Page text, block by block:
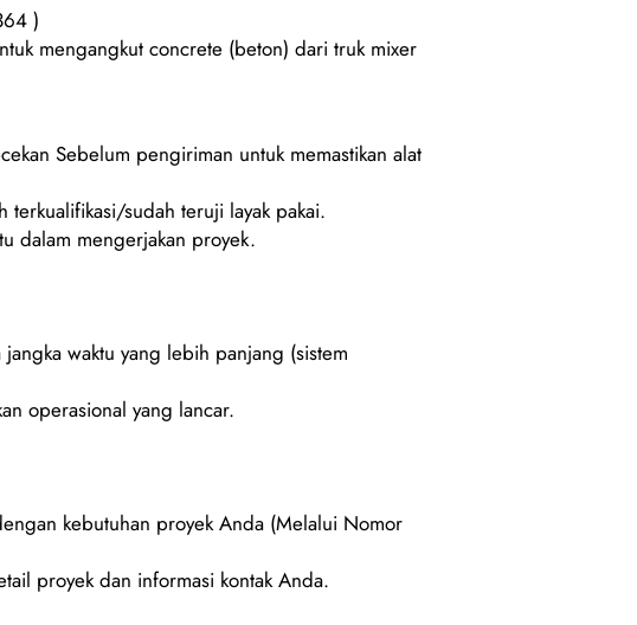
)
mengangkut concrete (beton) dari truk mixer
Sebelum pengiriman untuk memastikan alat
sudah teruji layak pakai.
dalam mengerjakan proyek.
waktu yang lebih panjang (sistem
operasional yang lancar.
kebutuhan proyek Anda (Melalui Nomor
proyek dan informasi kontak Anda.